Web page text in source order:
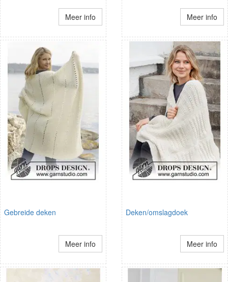
Meer info Meer info
Gebreide deken
Meer info
Deken/omslagdoek
Meer info